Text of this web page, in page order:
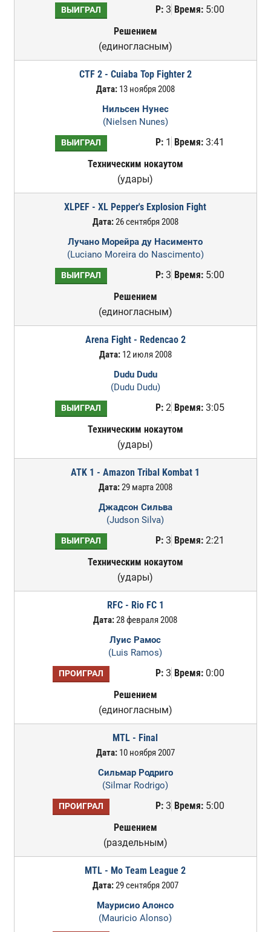
ВЫИГРАЛ Р:3 Время:5:00
Решением
(единогласным)
CTF 2 - Cuiaba Top Fighter 2
Дата:13 ноября 2008
Нильсен Нунес
(Nielsen Nunes)
ВЫИГРАЛ Р:1 Время:3:41
Техническим нокаутом
(удары)
XLPEF - XL Pepper's Explosion Fight
Дата:26 сентября 2008
Лучано Морейра ду Насименто
(Luciano Moreira do Nascimento)
ВЫИГРАЛ Р:3 Время:5:00
Решением
(единогласным)
Arena Fight - Redencao 2
Дата:12 июля 2008
Dudu Dudu
(Dudu Dudu)
ВЫИГРАЛ Р:2 Время:3:05
Техническим нокаутом
(удары)
ATK 1 - Amazon Tribal Kombat 1
Дата:29 марта 2008
Джадсон Сильва
(Judson Silva)
ВЫИГРАЛ Р:3 Время:2:21
Техническим нокаутом
(удары)
RFC - Rio FC 1
Дата:28 февраля 2008
Луис Рамос
(Luis Ramos)
ПРОИГРАЛ Р:3 Время:0:00
Решением
(единогласным)
MTL - Final
Дата:10 ноября 2007
Сильмар Родриго
(Silmar Rodrigo)
ПРОИГРАЛ Р:3 Время:5:00
Решением
(раздельным)
MTL - Mo Team League 2
Дата:29 сентября 2007
Маурисио Алонсо
(Mauricio Alonso)